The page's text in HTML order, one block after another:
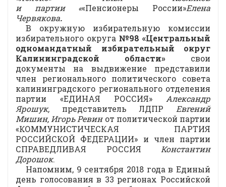
и
партии««Пенсионеры России»Елена
Червякова.
В окружную избирательную комиссии
избирательного округа №98 «Центральный
одномандатный избирательный округ
Калининградской области» свои
документы на выдвижение представили
член регионального политического совета
калининградского регионального отделения
партии «ЕДИНАЯ РОССИЯ» Александр
Ярошук, представитель ЛДПР Евгений
Мишин, Игорь Ревинот политической партии
«КОММУНИСТИЧЕСКАЯ ПАРТИЯ
РОССИЙСКОЙ ФЕДЕРАЦИИ» и член партии
СПРАВЕДЛИВАЯ РОССИЯ Константин
Дорошок.
Напомним, 9 сентября 2018 года в Единый
день голосования в 33 регионах Российской